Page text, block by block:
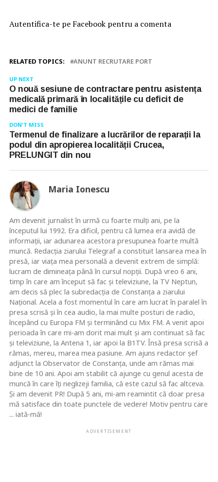
Autentifica-te pe Facebook pentru a comenta
RELATED TOPICS: ANUNT RECRUTARE PORT
UP NEXT
O nouă sesiune de contractare pentru asistența
medicală primară în localitățile cu deficit de
medici de familie
DON'T MISS
Termenul de finalizare a lucrărilor de reparații la
podul din apropierea localității Crucea,
PRELUNGIT din nou
Maria Ionescu
Am devenit jurnalist în urmă cu foarte mulţi ani, pe la
începutul lui 1992. Era dificil, pentru că lumea era avidă de
informaţii, iar adunarea acestora presupunea foarte multă
muncă. Redacţia ziarului Telegraf a constituit lansarea mea în
presă, iar viaţa mea personală a devenit extrem de simplă:
lucram de dimineaţa până în cursul nopţii. După vreo 6 ani,
timp în care am început să fac şi televiziune, la TV Neptun,
am decis să plec la subredacţia de Constanţa a ziarului
Naţional. Acela a fost momentul în care am lucrat în paralel în
presa scrisă şi în cea audio, la mai multe posturi de radio,
începând cu Europa FM şi terminând cu Mix FM. A venit apoi
perioada în care mi-am dorit mai mult şi am continuat să fac
şi televiziune, la Antena 1, iar apoi la B1TV. Însă presa scrisă a
rămas, mereu, marea mea pasiune. Am ajuns redactor şef
adjunct la Observator de Constanţa, unde am rămas mai
bine de 10 ani. Apoi am stabilit că ajunge cu genul acesta de
muncă în care îţi neglizeji familia, că este cazul să fac altceva.
Şi am devenit PR! După 5 ani, mi-am reamintit că doar presa
mă satisface din toate punctele de vedere! Motiv pentru care
... iată-mă!
ADVERTISEMENT